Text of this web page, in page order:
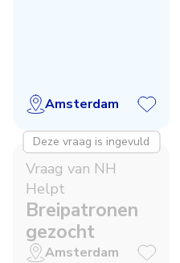
Amsterdam
Deze vraag is ingevuld
Vraag van NH
Helpt
Breipatronen
gezocht
Amsterdam